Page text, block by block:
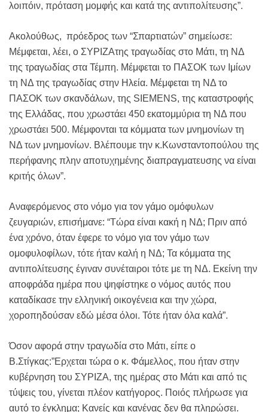
λοιπόιν, πρόταση μομφής και κατά της αντιπολίτευσης”.
Ακολούθως, πρόεδρος των “Σπαρτιατών” σημείωσε:
Μέμφεται, λέει, ο ΣΥΡΙΖΑτης τραγωδίας στο Μάτι, τη ΝΔ
της τραγωδίας στα Τέμπη. Μέμφεται το ΠΑΣΟΚ των Ιμίων
τη ΝΔ της τραγωδίας στην Ηλεία. Μέμφεται τη ΝΔ το
ΠΑΣΟΚ των σκανδάλων, της SIEMENS, της καταστροφής
της Ελλάδας, που χρωστάει 450 εκατομμύρια τη ΝΔ που
χρωστάει 500. Μέμφονται τα κόμματα των μνημονίων τη
ΝΔ των μνημονίων. Βλέπουμε την κ.Κωνσταντοπούλου της
περήφανης πλην αποτυχημένης διαπραγματευσης να είναι
κριτής όλων”.
Αναφερόμενος στο νόμο για τον γάμο ομόφυλων
ζευγαριών, επισήμανε: “Τώρα είναι κακή η ΝΔ; Πριν από
ένα χρόνο, όταν έφερε το νόμο για τον γάμο των
ομοφυλοφίλων, τότε ήταν καλή η ΝΔ; Τα κόμματα της
αντιπολίτευσης έγιναν συνέταιροι τότε με τη ΝΔ. Εκείνη την
αποφράδα ημέρα που ψηφίστηκε ο νόμος αυτός που
καταδίκασε την ελληνική οικογένεια και την χώρα,
χοροπηδούσαν εδώ μέσα όλοι. Τότε ήταν όλα καλά”.
Όσον αφορά στην τραγωδία στο Μάτι, είπε ο
Β.Στίγκας:”Ερχεται τώρα ο κ. Φάμελλος, που ήταν στην
κυβέρνηση του ΣΥΡΙΖΑ, της ημέρας στο Μάτι και από τις
τύψεις του, γίνεται πλέον κατήγορος. Ποιός πλήρωσε για
αυτό το έγκλημα; Κανείς και κανένας δεν θα πληρώσει.